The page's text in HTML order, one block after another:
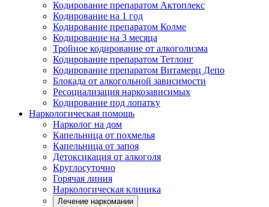
Кодирование препаратом Актоплекс
Кодирование на 1 год
Кодирование препаратом Колме
Кодирование на 3 месяца
Тройное кодирование от алкоголизма
Кодирование препаратом Тетлонг
Кодирование препаратом Витамерц Депо
Блокада от алкогольной зависимости
Ресоциализация наркозависимых
Кодирование под лопатку
Наркологическая помощь
Нарколог на дом
Капельница от похмелья
Капельница от запоя
Детоксикация от алкоголя
Круглосуточно
Горячая линия
Наркологическая клиника
Лечение наркомании